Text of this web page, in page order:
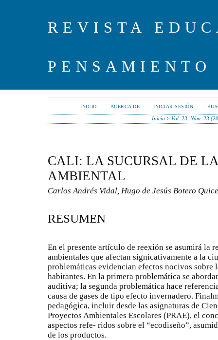
REVISTA
PENSAMIENTO
INICIO ACERCA DE INICIAR SESIÓN
Inicio> Vol. 23, Núm. 23
CALI: LA SUCURSAL DE
AMBIENTAL
Carlos Andrés Vidal, Hugo de Jesús Botero
RESUMEN
En el presente artículo de reexión se asumirá la
ambientales que afectan signicativamente a la
problemáticas evidencian efectos nocivos sobre
habitantes. En la primera problemática se
auditiva; la segunda problemática hace
causa de gases de tipo efecto invernadero.
pedagógica, incluir desde las asignaturas de
Proyectos Ambientales Escolares (PRAE), el
aspectos refe- ridos sobre el “ecodiseño”,
de los productos.